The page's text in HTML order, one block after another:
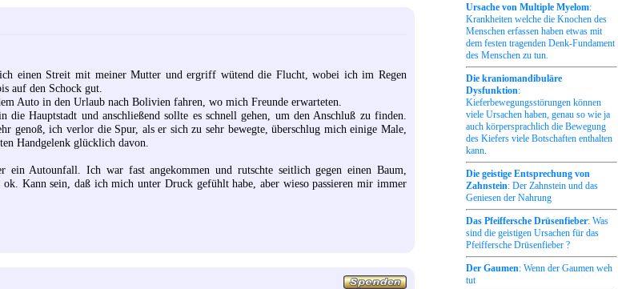
einen Streit mit meiner Mutter und ergriff wütend die Flucht, wobei ich im Regen
auf den Schock gut.
Auto in den Urlaub nach Bolivien fahren, wo mich Freunde erwarteten.
Hauptstadt und anschließend sollte es schnell gehen, um den Anschluß zu finden.
genoß, ich verlor die Spur, als er sich zu sehr bewegte, überschlug mich einige Male,
Handgelenk glücklich davon.
ein Autounfall. Ich war fast angekommen und rutschte seitlich gegen einen Baum,
Kann sein, daß ich mich unter Druck gefühlt habe, aber wieso passieren mir immer
Ursache von Multiple Myelom:
Krankheiten welche die Knochen des
Menschen erfassen haben etwas mit
dem festen tragenden Denk-Fundament
des Menschen zu tun.
Die kraniomandibuläre
Dysfunktion:
Kieferbewegungsstörungen können
viele Ursachen haben, genau so wie ja
auch körpersprachlich die Bewegung
des Kiefers viele Botschaften enthalten
kann.
Die geistige Entsprechung von
Zahnstein: Der Zahnstein und das
Geniesen der Nahrung
Das Pfeiffersche Drüsenfieber: Was
sind die geistigen Ursachen für das
Pfeiffersche Drüsenfieber ?
Der Gaumen: Wenn der Gaumen weh
tut